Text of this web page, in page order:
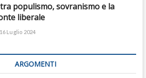
populismo, sovranismo e la
liberale
16 Luglio 2024
ARGOMENTI